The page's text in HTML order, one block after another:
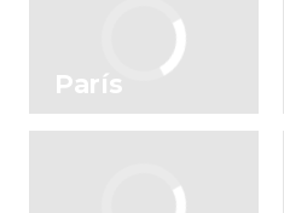
días desde París hasta Roma
París